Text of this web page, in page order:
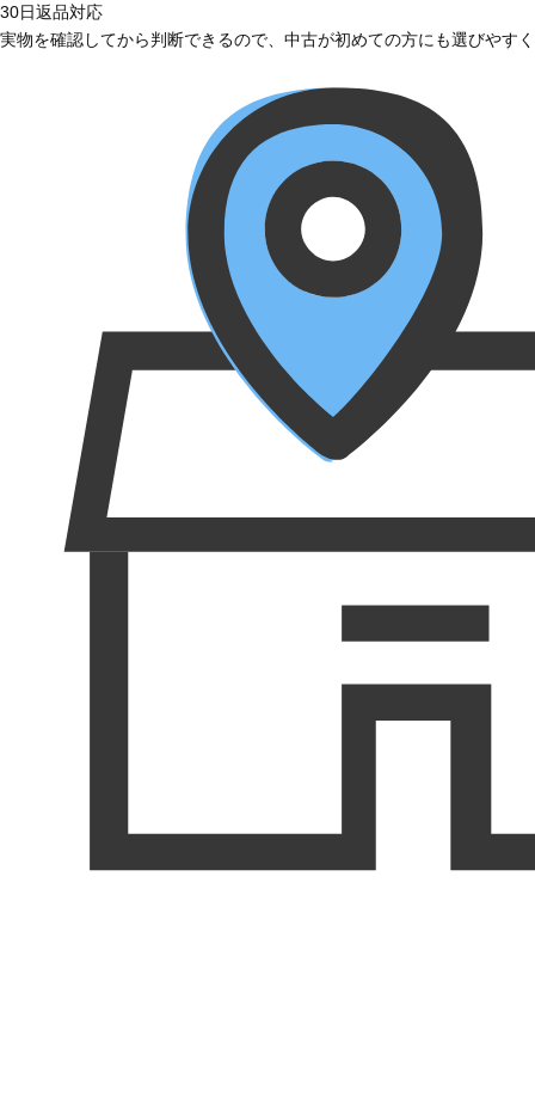
30日返品対応
実物を確認してから判断できるので、中古が初めての方にも選びやす